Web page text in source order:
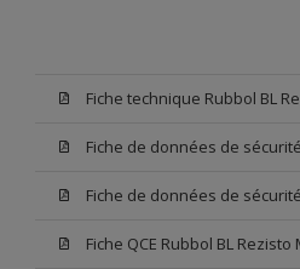
Fiche technique Rubbol BL
Fiche QCE Rubbol BL Rezisto